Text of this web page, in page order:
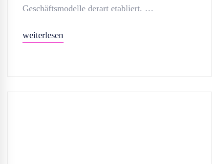
Geschäftsmodelle derart etabliert. …
weiterlesen